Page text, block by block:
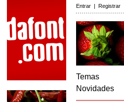
Entrar | Registrar
Temas
Novidades